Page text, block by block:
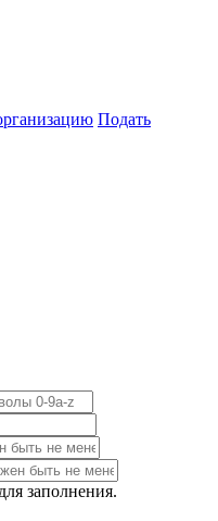
Подать
заполнения.